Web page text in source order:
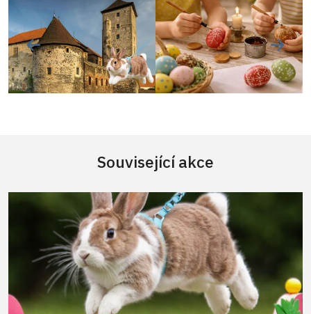
Související akce